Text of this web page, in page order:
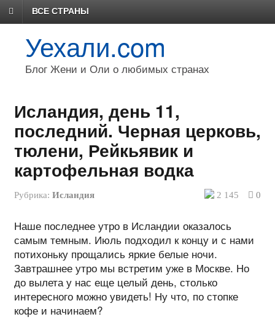
ВСЕ СТРАНЫ
Уехали.com
Блог Жени и Оли о любимых странах
Исландия, день 11,
последний. Черная церковь,
тюлени, Рейкьявик и
картофельная водка
Рубрика: Исландия 2 145 0
Наше последнее утро в Исландии оказалось
самым темным. Июль подходил к концу и с нами
потихоньку прощались яркие белые ночи.
Завтрашнее утро мы встретим уже в Москве. Но
до вылета у нас еще целый день, столько
интересного можно увидеть! Ну что, по стопке
кофе и начинаем?